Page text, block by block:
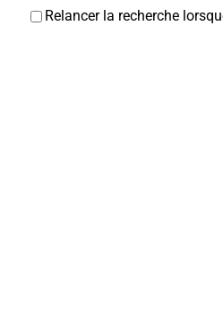
Relancer la recherche